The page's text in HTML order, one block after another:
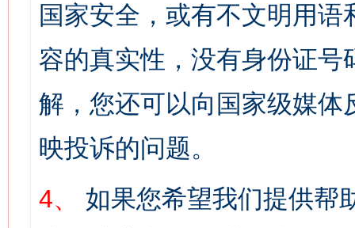
国家安全，或有不文明用
容的真实性，没有身份证
解，您还可以向国家级媒
映投诉的问题。
4、
如果您希望我们提供帮